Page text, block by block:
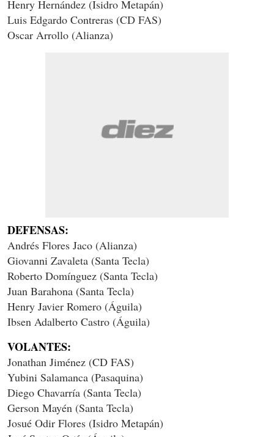
Henry Hernández (Isidro Metapán)
Luis Edgardo Contreras (CD FAS)
Oscar Arrollo (Alianza)
DEFENSAS:
Andrés Flores Jaco (Alianza)
Giovanni Zavaleta (Santa Tecla)
Roberto Domínguez (Santa Tecla)
Juan Barahona (Santa Tecla)
Henry Javier Romero (Águila)
Ibsen Adalberto Castro (Águila)
VOLANTES:
Jonathan Jiménez (CD FAS)
Yubini Salamanca (Pasaquina)
Diego Chavarría (Santa Tecla)
Gerson Mayén (Santa Tecla)
Josué Odir Flores (Isidro Metapán)